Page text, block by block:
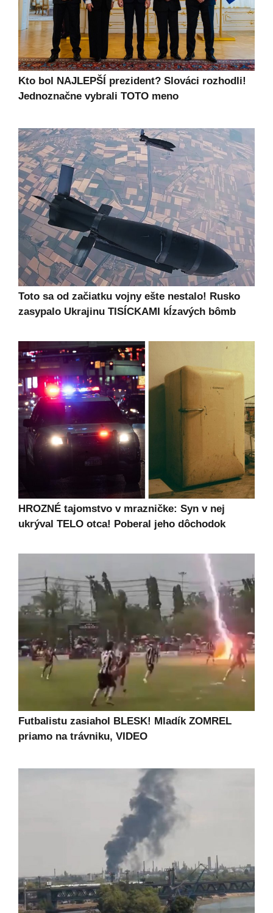
Kto bol NAJLEPŠÍ prezident? Slováci rozhodli!
Jednoznačne vybrali TOTO meno
Toto sa od začiatku vojny ešte nestalo! Rusko
zasypalo Ukrajinu TISÍCKAMI kĺzavých bômb
HROZNÉ tajomstvo v mrazničke: Syn v nej
ukrýval TELO otca! Poberal jeho dôchodok
Futbalistu zasiahol BLESK! Mladík ZOMREL
priamo na trávniku, VIDEO